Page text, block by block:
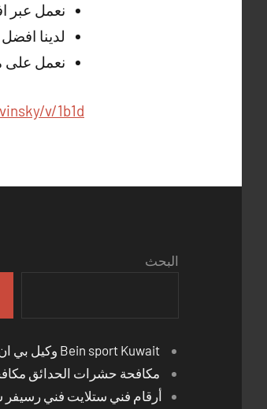
نعمل عبر
لدينا
نعمل على
v/1b1d
البحث
Bein sport Kuwait وكيل بي ان سبورت المنطقة العاشرة
مكافحة حشرات الحدائق
أرقام فني ستلايت فني